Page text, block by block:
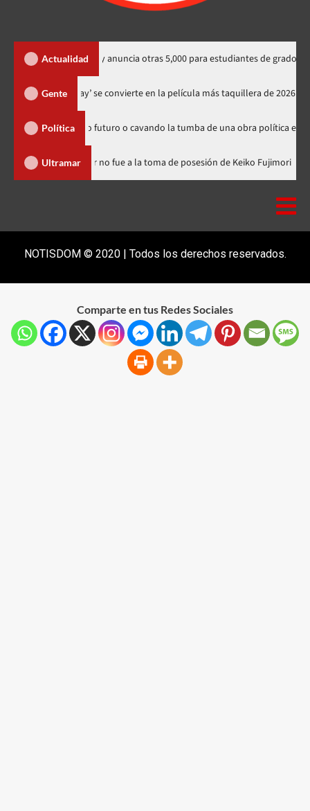
Actualidad
y anuncia otras 5,000 para estudiantes de grado
Gente
‘Spider-Man: Brand New Day’ se convierte en la película más
Política
futuro o cavando la tumba de una obra política exitosa”
Ultramar Luis Abinader no fue a la toma de posesión de Keiko
NOTISDOM © 2020 | Todos los derechos reservados.
Comparte en tus Redes Sociales